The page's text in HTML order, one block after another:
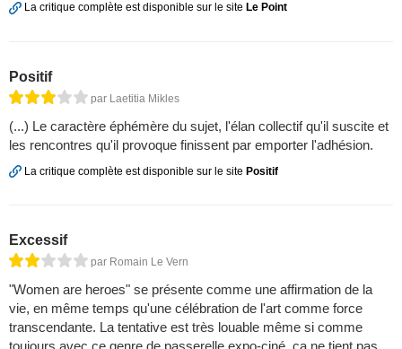
La critique complète est disponible sur le site Le Point
Positif
par Laetitia Mikles
(...) Le caractère éphémère du sujet, l'élan collectif qu'il suscite et
les rencontres qu'il provoque finissent par emporter l'adhésion.
La critique complète est disponible sur le site Positif
Excessif
par Romain Le Vern
"Women are heroes" se présente comme une affirmation de la
vie, en même temps qu'une célébration de l'art comme force
transcendante. La tentative est très louable même si comme
toujours avec ce genre de passerelle expo-ciné, ça ne tient pas